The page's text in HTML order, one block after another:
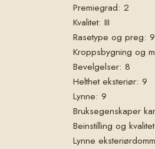
Premiegrad: 2
Kvalitet: III
Rasetype og preg: 9
Kroppsbygning og
Bevelgelser: 8
Helthet eksteriør: 9
Lynne: 9
Bruksegenskaper
Beinstilling og
Lynne